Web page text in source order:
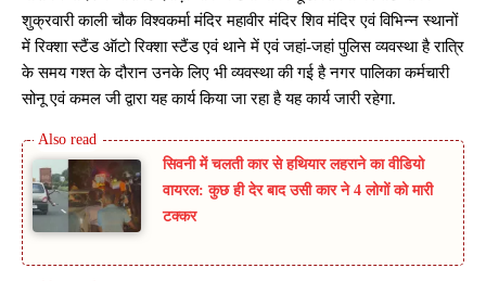
शुक्रवारी काली चौक विश्वकर्मा मंदिर महावीर मंदिर शिव मंदिर एवं विभिन्न स्थानों
में रिक्शा स्टैंड ऑटो रिक्शा स्टैंड एवं थाने में एवं जहां-जहां पुलिस व्यवस्था है रात्रि
के समय गश्त के दौरान उनके लिए भी व्यवस्था की गई है नगर पालिका कर्मचारी
सोनू एवं कमल जी द्वारा यह कार्य किया जा रहा है यह कार्य जारी रहेगा.
सिवनी में चलती कार से हथियार लहराने का वीडियो
वायरल: कुछ ही देर बाद उसी कार ने 4 लोगों को मारी
टक्कर